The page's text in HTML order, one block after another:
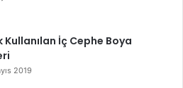
Kullanılan İç Cephe Boya
2019